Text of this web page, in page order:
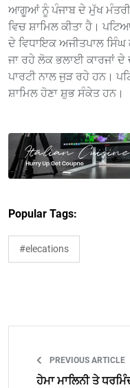
ਆਗੂਆਂ ਨੂੰ ਪੰਜਾਬ ਦੇ ਮੁੱਖ ਮੰਤਰੀ
ਵਿਚ ਸ਼ਾਮਿਲ ਕੀਤਾ ਹੈ।
ਦੇ ਵਿਧਾਇਕ ਅਜੀਤਪਾਲ ਸਿੰਘ
ਜਾ ਰਹੇ ਲੋਕ ਭਲਾਈ ਕਾਰਜਾਂ
ਪਾਰਟੀ ਨਾਲ ਜੁੜ ਰਹੇ ਹਨ।
ਸ਼ਾਮਿਲ ਹੋਣਾ ਸ਼ੁਭ ਸੰਕੇਤ ਹਨ।
Popular Tags:
#elecations
PREVIOUS ARTICLE
ਹੇਮਾ ਮਾਲਿਨੀ ਤੇ